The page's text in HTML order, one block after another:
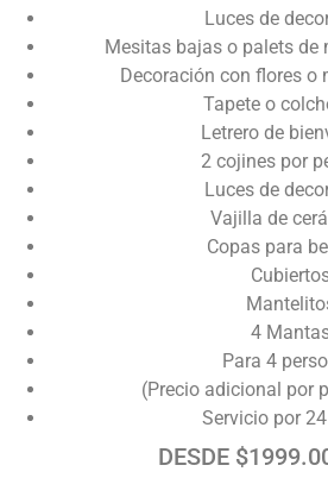
Luces de
Mesitas bajas o palets de
Decoración con flores o
Tapete o
Letrero de
2 cojines por
Luces de
Vajilla de
Copas para
4
Para 4
(Precio adicional por
Servicio por
DESDE